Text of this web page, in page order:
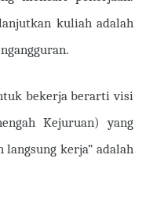
kuliah adalah
bekerja berarti visi
Kejuruan) yang
kerja” adalah